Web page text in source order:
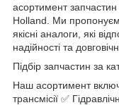
асортимент запчастин
Holland. Ми
якісні аналоги, які
надійності та
Підбір запчастин за
Наш асортимент
трансмісії ✅